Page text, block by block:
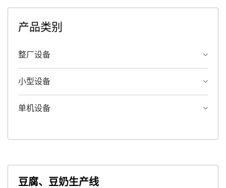
产品类别
整厂设备
小型设备
单机设备
豆腐、豆奶生产线